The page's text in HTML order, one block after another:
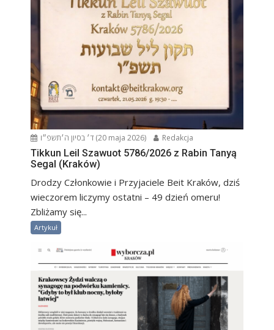
ד׳ בסיון ה׳תשפ״ו (20 maja 2026) Redakcja
Tikkun Leil Szawuot 5786/2026 z Rabin Tanyą
Segal (Kraków)
Drodzy Członkowie i Przyjaciele Beit Kraków, dziś
wieczorem liczymy ostatni – 49 dzień omeru!
Zbliżamy się...
Artykuł